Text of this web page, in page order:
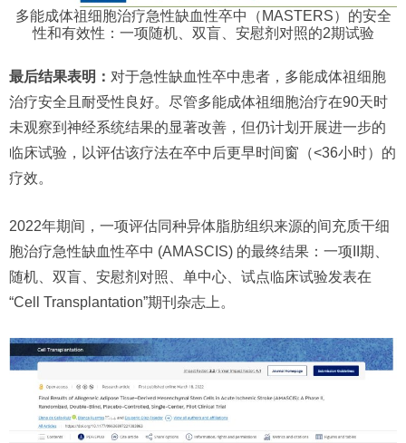
多能成体祖细胞治疗急性缺血性卒中（MASTERS）的安全
性和有效性：一项随机、双盲、安慰剂对照的2期试验
最后结果表明： 对于急性缺血性卒中患者，多能成体祖细胞
治疗安全且耐受性良好。尽管多能成体祖细胞治疗在90天时
未观察到神经系统结果的显著改善，但仍计划开展进一步的
临床试验，以评估该疗法在卒中后更早时间窗（<36小时）的
疗效。
2022年期间，一项评估同种异体脂肪组织来源的间充质干细
胞治疗急性缺血性卒中 (AMASCIS) 的最终结果：一项II期、
随机、双盲、安慰剂对照、单中心、试点临床试验发表在
“Cell Transplantation”期刊杂志上。